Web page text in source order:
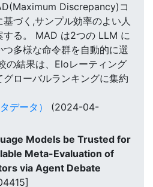
Discrepancy)コ
基づく,サンプル効率のよい人
する。 MAD は2つの LLM に
多様な命令群を自動的に選
の結果は、Eloレーティング
グローバルランキングに集約
データ）
(2024-04-
Models be Trusted for
Meta-Evaluation of
via Agent Debate